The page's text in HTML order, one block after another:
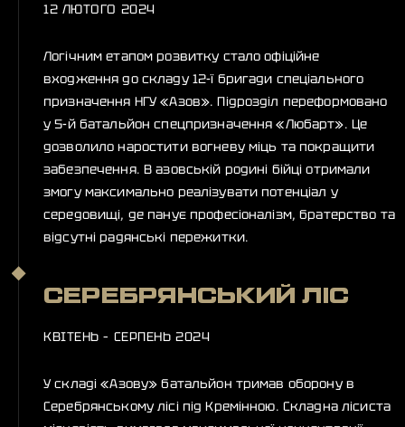
12 ЛЮТОГО 2024
Логічним етапом розвитку стало офіційне
входження до складу 12-ї бригади спеціального
призначення НГУ «Азов». Підрозділ переформовано
у 5-й батальйон спецпризначення «Любарт». Це
дозволило наростити вогневу міць та покращити
забезпечення. В азовській родині бійці отримали
змогу максимально реалізувати потенціал у
середовищі, де панує професіоналізм, братерство та
відсутні радянські пережитки.
СЕРЕБРЯНСЬКИЙ ЛІС
КВІТЕНЬ – СЕРПЕНЬ 2024
У складі «Азову» батальйон тримав оборону в
Серебрянському лісі під Кремінною. Складна лісиста